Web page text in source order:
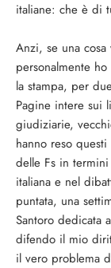
italiane: che è di
Anzi, se una
personalmente
la stampa, per
Pagine intere sui
giudiziarie,
hanno reso
delle Fs in
italiana e nel
puntata, una
Santoro dedicata
difendo il mio
il vero problema